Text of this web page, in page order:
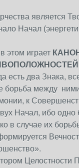
является
Начал
этом играет
есть два Знака,
борьба между
к
Начал, ибо одно
в случае их
Целостности